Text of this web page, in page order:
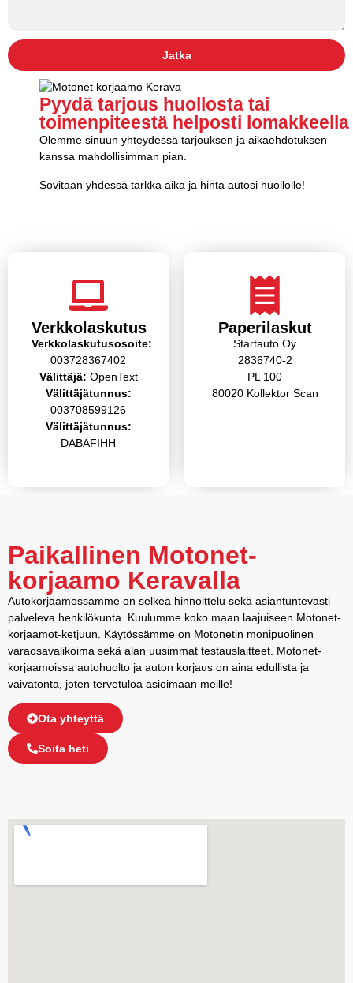
Jatka
Pyydä tarjous huollosta tai
toimenpiteestä helposti lomakkeella
Olemme sinuun yhteydessä tarjouksen ja aikaehdotuksen
kanssa mahdollisimman pian.
Sovitaan yhdessä tarkka aika ja hinta autosi huollolle!
Verkkolaskutus
Verkkolaskutusosoite:
003728367402
Välittäjä: OpenText
Välittäjätunnus:
003708599126
Välittäjätunnus:
DABAFIHH
Paperilaskut
Startauto Oy
2836740-2
PL 100
80020 Kollektor Scan
Paikallinen Motonet-
korjaamo Keravalla
Autokorjaamossamme on selkeä hinnoittelu sekä asiantuntevasti
palveleva henkilökunta. Kuulumme koko maan laajuiseen Motonet-
korjaamot-ketjuun. Käytössämme on Motonetin monipuolinen
varaosavalikoima sekä alan uusimmat testauslaitteet. Motonet-
korjaamoissa autohuolto ja auton korjaus on aina edullista ja
vaivatonta, joten tervetuloa asioimaan meille!
Ota yhteyttä
Soita heti